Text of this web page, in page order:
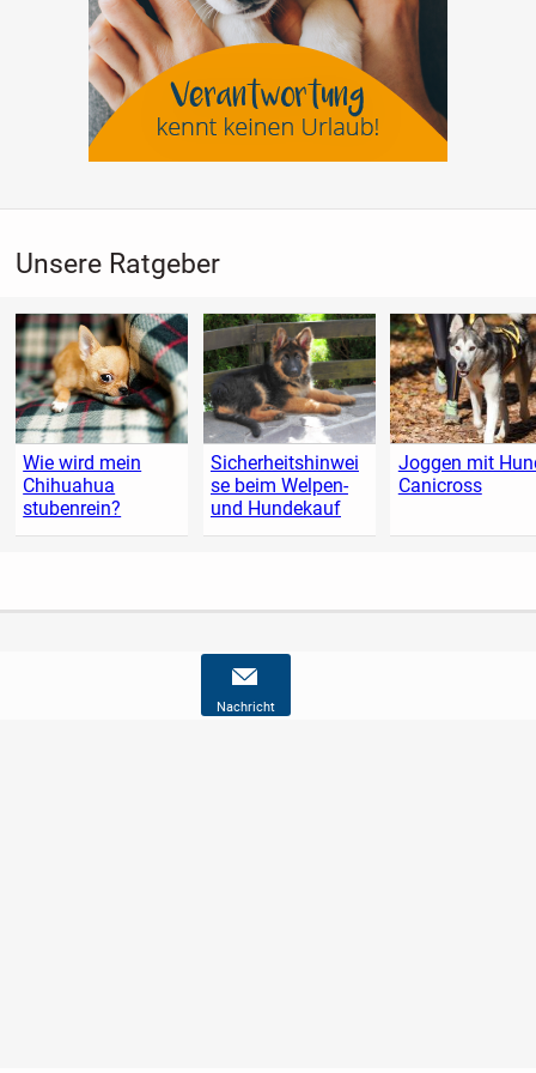
Unsere Ratgeber
Wie wird mein
Chihuahua
stubenrein?
Sicherheitshinwei
se beim Welpen-
und Hundekauf
Joggen mit
Canicross
Nachricht